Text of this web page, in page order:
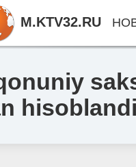
hisoblandi
M.KTV32.RU